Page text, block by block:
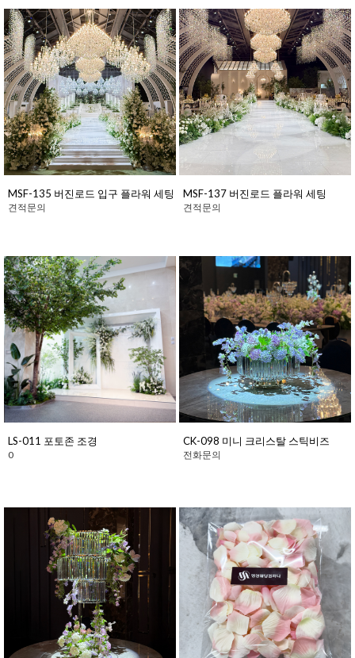
MSF-135 버진로드 입구 플라워 세팅
견적문의
MSF-137 버진로드 플라워 세팅
견적문의
LS-011 포토존 조경
0
CK-098 미니 크리스탈 스틱비즈
전화문의